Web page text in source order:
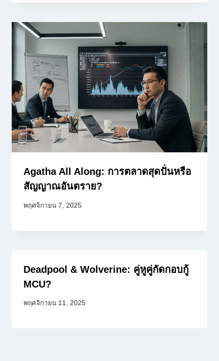
Agatha All Along: การตลาดสุดปั่นหรือ
สัญญาณอันตราย?
พฤศจิกายน 7, 2025
Deadpool & Wolverine: คู่หูคู่กัดกอบกู้
MCU?
พฤศจิกายน 11, 2025